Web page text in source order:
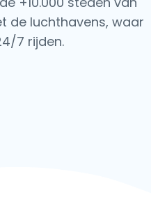
de luchthavens, waar
7 rijden.